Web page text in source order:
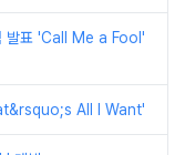
발표 'Call Me a Fool'
All I Want'